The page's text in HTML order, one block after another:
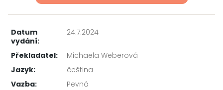
Datum
vydání:
24.7.2024
Překladatel:
Michaela Weberová
Jazyk:
čeština
Vazba:
Pevná